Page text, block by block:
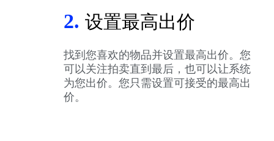
2. 设置最高出价
找到您喜欢的物品并设置最高出价。您
可以关注拍卖直到最后，也可以让系统
为您出价。您只需设置可接受的最高出
价。